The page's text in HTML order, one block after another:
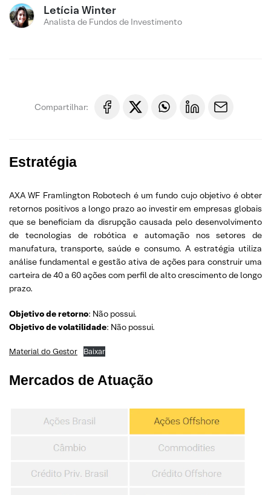
Letícia Winter
Analista de Fundos de Investimento
Compartilhar:
Estratégia
AXA WF Framlington Robotech é um fundo cujo objetivo é obter
retornos positivos a longo prazo ao investir em empresas globais
que se beneficiam da disrupção causada pelo desenvolvimento
de tecnologias de robótica e automação nos setores de
manufatura, transporte, saúde e consumo. A estratégia utiliza
análise fundamental e gestão ativa de ações para construir uma
carteira de 40 a 60 ações com perfil de alto crescimento de longo
prazo.
Objetivo de retorno: Não possui.
Objetivo de volatilidade: Não possui.
Material do Gestor Baixar
Mercados de Atuação